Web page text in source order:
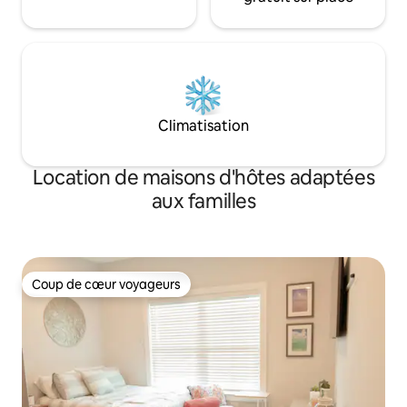
Climatisation
Location de maisons d'hôtes adaptées
aux familles
Coup de cœur voyageurs
Coup de cœur voyageurs